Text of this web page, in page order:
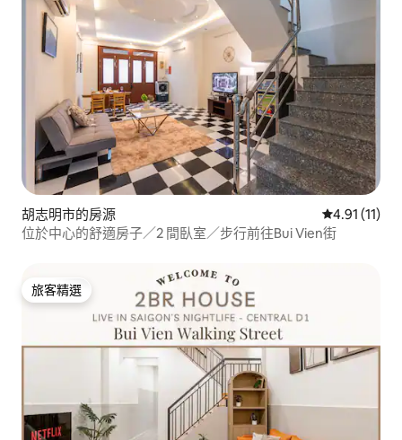
胡志明市的房源 從 11 則評價
4.91 (11)
位於中心的舒適房子／2 間臥室／步行前往Bui Vien街
旅客精選
旅客精選